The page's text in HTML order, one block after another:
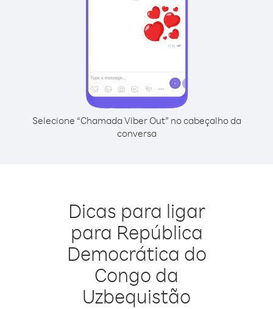
Selecione “Chamada Viber Out” no cabeçalho da
conversa
Dicas para ligar
para República
Democrática do
Congo da
Uzbequistão